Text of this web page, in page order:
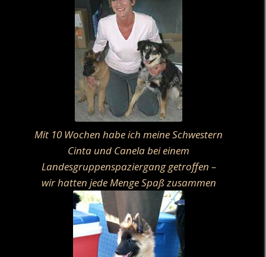
Mit 10 Wochen habe ich meine Schwestern
Cinta und Canela bei einem
Landesgruppenspaziergang getroffen –
wir hatten jede Menge Spaß zusammen